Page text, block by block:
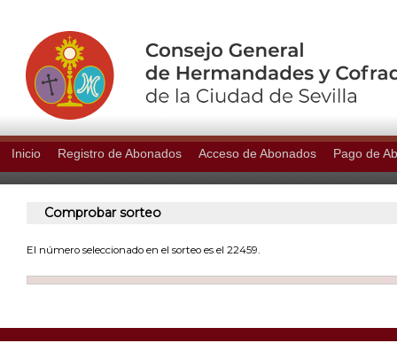
Inicio Registro de Abonados Acceso de Abonados Pago de
Comprobar sorteo
El número seleccionado en el sorteo es el 22459.